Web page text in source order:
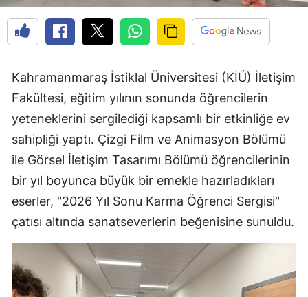
Kahramanmaraş İstiklal Üniversitesi (KİÜ) İletişim
Fakültesi, eğitim yılının sonunda öğrencilerin
yeteneklerini sergilediği kapsamlı bir etkinliğe ev
sahipliği yaptı. Çizgi Film ve Animasyon Bölümü
ile Görsel İletişim Tasarımı Bölümü öğrencilerinin
bir yıl boyunca büyük bir emekle hazırladıkları
eserler, "2026 Yıl Sonu Karma Öğrenci Sergisi"
çatısı altında sanatseverlerin beğenisine sunuldu.